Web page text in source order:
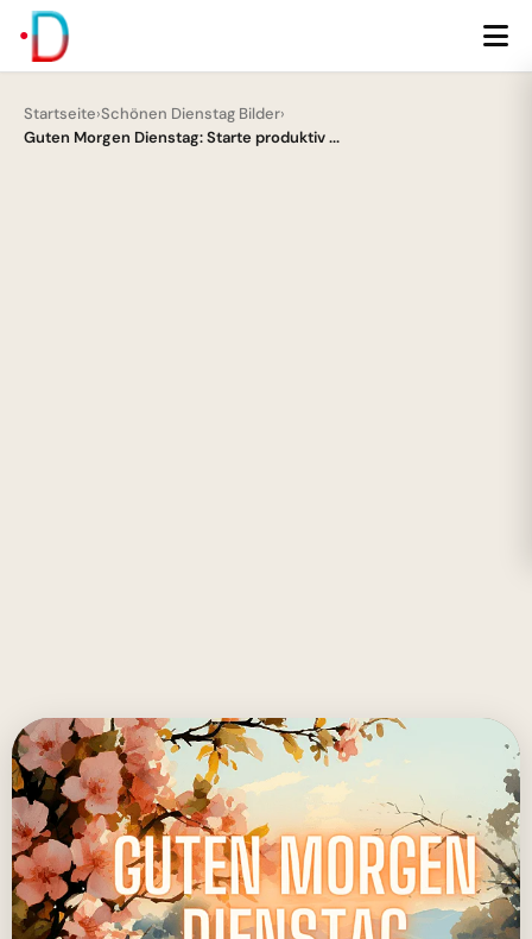
Startseite›Schönen Dienstag Bilder›
Guten Morgen Dienstag: Starte produktiv ...